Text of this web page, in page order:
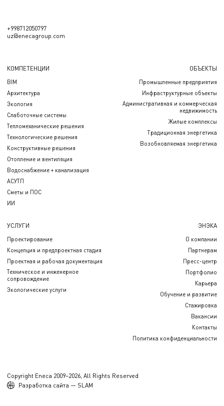
+998712050797
uz@enecagroup.com
КОМПЕТЕНЦИИ
BIM
Архитектура
Экология
Слаботочные системы
Тепломеханические решения
Технологические решения
Конструктивные решения
Отопление и вентиляция
Водоснабжение + канализация
АСУТП
Сметы и ПОС
ИИ
ОБЪЕКТЫ
Промышленные предприятия
Инфраструктурные объекты
Административная и коммерческая
недвижимость
Жилые комплексы
Традиционная энергетика
Возобновляемая энергетика
УСЛУГИ
Проектирование
Концепция и предпроектная стадия
Проектная и рабочая документация
Техническое и инженерное
сопровождение
Экологические услуги
ЭНЭКА
О компании
Партнерам
Пресс-центр
Портфолио
Карьера
Обучение и развитие
Стажировка
Вакансии
Контакты
Политика конфиденциальности
Copyright Eneca 2009–2026, All Rights Reserved
Разработка сайта — SLAM